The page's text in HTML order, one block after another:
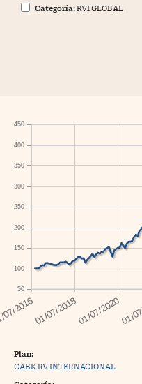
Categoría:RVI GLOBAL
50
100
150
200
250
300
350
400
450
Plan:
CABK RV INTERNACIONAL